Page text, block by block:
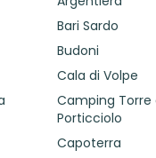
Bari Sardo
Budoni
Cala di Volpe
Camping Torre
Porticciolo
Capoterra